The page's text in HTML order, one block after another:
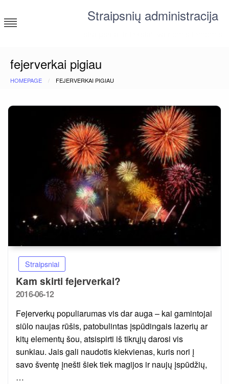
to
content
Straipsnių administracija
fejerverkai pigiau
HOMEPAGE FEJERVERKAI PIGIAU
Straipsniai
Kam skirti fejerverkai?
Posted
2016-06-12
Fejerverkų populiarumas vis dar auga – kai gamintojai
siūlo naujas rūšis, patobulintas įspūdingais lazerių ar
kitų elementų šou, atsispirti iš tikrųjų darosi vis
sunkiau. Jais gali naudotis kiekvienas, kuris nori į
savo šventę įnešti šiek tiek magijos ir naujų įspūdžių,
…